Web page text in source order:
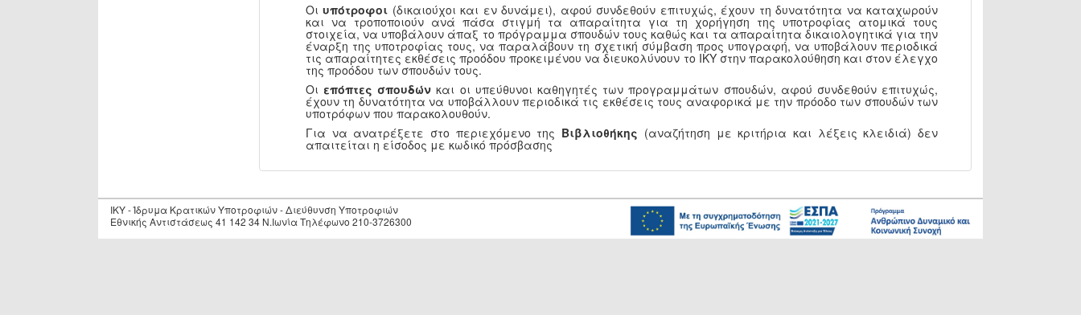
Οιυπότροφοι (δικαιούχοι και εν δυνάμει), αφού συνδεθούν επιτυχώς, έχουν τη δυνατότητα να καταχωρούν
και να τροποποιούν ανά πάσα στιγμή τα απαραίτητα για τη χορήγηση της υποτροφίας ατομικά τους
στοιχεία, να υποβάλουν άπαξ το πρόγραμμα σπουδών τους καθώς και τα απαραίτητα δικαιολογητικά για την
έναρξη της υποτροφίας τους, να παραλάβουν τη σχετική σύμβαση προς υπογραφή, να υποβάλουν περιοδικά
τις απαραίτητες εκθέσεις προόδου προκειμένου να διευκολύνουν το ΙΚΥ στην παρακολούθηση και στον έλεγχο
της προόδου των σπουδών τους.
Οι επόπτες σπουδών και οι υπεύθυνοι καθηγητές των προγραμμάτων σπουδών, αφού συνδεθούν επιτυχώς,
έχουν τη δυνατότητα να υποβάλλουν περιοδικά τις εκθέσεις τους αναφορικά με την πρόοδο των σπουδών των
υποτρόφων που παρακολουθούν.
Για να ανατρέξετε στο περιεχόμενο της Βιβλιοθήκης (αναζήτηση με κριτήρια και λέξεις κλειδιά) δεν
απαιτείται η είσοδος με κωδικό πρόσβασης
IKY - Ίδρυμα Κρατικών Υποτροφιών - Διεύθυνση Υποτροφιών
Εθνικής Αντιστάσεως 41 142 34 Ν.Ιωνία Τηλέφωνο 210-3726300